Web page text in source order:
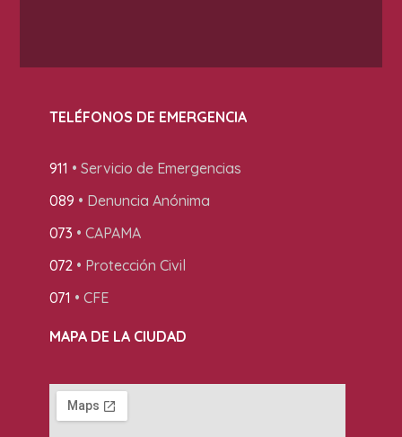
TELÉFONOS DE EMERGENCIA
911 • Servicio de Emergencias
089 • Denuncia Anónima
073 • CAPAMA
072 • Protección Civil
071 • CFE
MAPA DE LA CIUDAD